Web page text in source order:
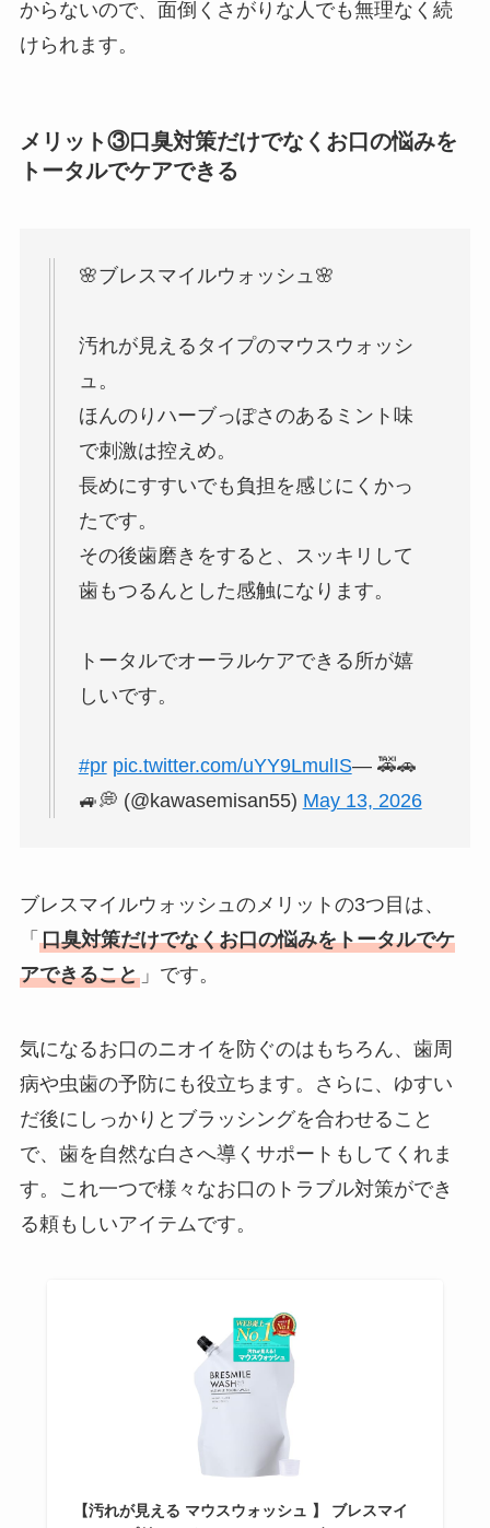
からないので、面倒くさがりな人でも無理なく続
けられます。
メリット③口臭対策だけでなくお口の悩みを
トータルでケアできる
🌸ブレスマイルウォッシュ🌸
汚れが見えるタイプのマウスウォッシ
ュ。
ほんのりハーブっぽさのあるミント味
で刺激は控えめ。
長めにすすいでも負担を感じにくかっ
たです。
その後歯磨きをすると、スッキリして
歯もつるんとした感触になります。
トータルでオーラルケアできる所が嬉
しいです。
#pr pic.twitter.com/uYY9LmulIS— 🚕🚗
🚙💭 (@kawasemisan55) May 13, 2026
ブレスマイルウォッシュのメリットの3つ目は、
「 口臭対策だけでなくお口の悩みをトータルでケ
アできること」です。
気になるお口のニオイを防ぐのはもちろん、歯周
病や虫歯の予防にも役立ちます。さらに、ゆすい
だ後にしっかりとブラッシングを合わせること
で、歯を自然な白さへ導くサポートもしてくれま
す。これ一つで様々なお口のトラブル対策ができ
る頼もしいアイテムです。
【汚れが見える マウスウォッシュ 】 ブレスマイ